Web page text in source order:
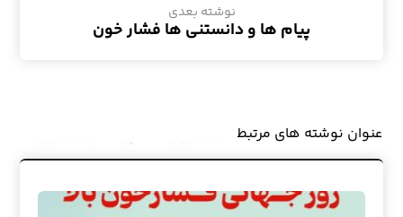
نوشته بعدی
پیام ها و دانستنی ها فشار خون
عنوان ‫نوشته های مرتبط